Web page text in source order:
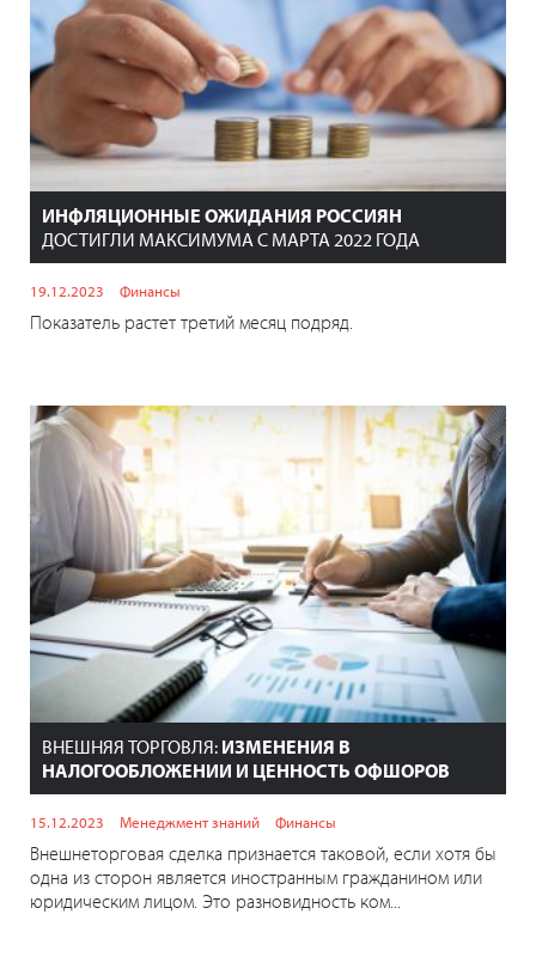
ИНФЛЯЦИОННЫЕ ОЖИДАНИЯ РОССИЯН
ДОСТИГЛИ МАКСИМУМА С МАРТА 2022 ГОДА
19.12.2023 Финансы
Показатель растет третий месяц подряд.
ВНЕШНЯЯ ТОРГОВЛЯ: ИЗМЕНЕНИЯ В
НАЛОГООБЛОЖЕНИИ И ЦЕННОСТЬ ОФШОРОВ
15.12.2023 Менеджмент знаний Финансы
Внешнеторговая сделка признается таковой, если хотя бы
одна из сторон является иностранным гражданином или
юридическим лицом. Это разновидность ком...